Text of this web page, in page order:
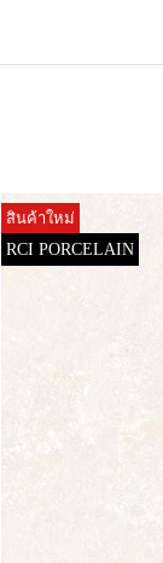
สินค้าใหม่
RCI PORCELAIN